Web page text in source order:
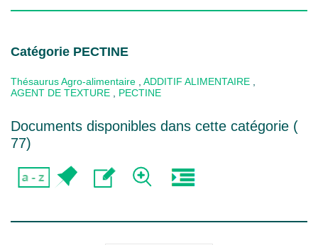
Catégorie PECTINE
Thésaurus Agro-alimentaire ADDITIF ALIMENTAIRE
AGENT DE TEXTURE
PECTINE
Documents disponibles dans cette catégorie (
77)